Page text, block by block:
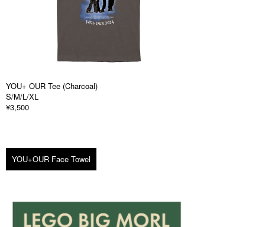
YOU+ OUR Tee (Charcoal)
S/M/L/XL
¥3,500
YOU+OUR Face Towel